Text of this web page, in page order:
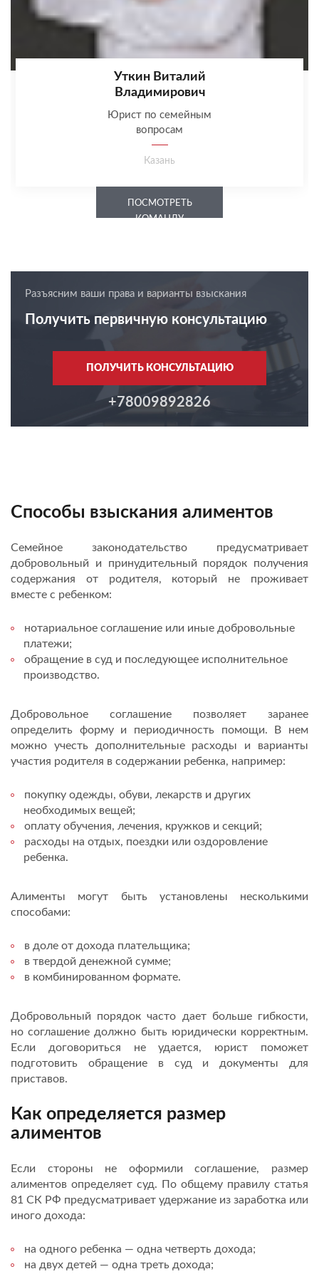
Уткин Виталий
Владимирович
Юрист по семейным
вопросам
Казань
ПОСМОТРЕТЬ
КОМАНДУ
Разъясним ваши права и варианты взыскания
Получить первичную консультацию
ПОЛУЧИТЬ КОНСУЛЬТАЦИЮ
+78009892826
Способы взыскания алиментов
Семейное законодательство предусматривает
добровольный и принудительный порядок получения
содержания от родителя, который не проживает
вместе с ребенком:
нотариальное соглашение или иные добровольные
платежи;
обращение в суд и последующее исполнительное
производство.
Добровольное соглашение позволяет заранее
определить форму и периодичность помощи. В нем
можно учесть дополнительные расходы и варианты
участия родителя в содержании ребенка, например:
покупку одежды, обуви, лекарств и других
необходимых вещей;
оплату обучения, лечения, кружков и секций;
расходы на отдых, поездки или оздоровление
ребенка.
Алименты могут быть установлены несколькими
способами:
в доле от дохода плательщика;
в твердой денежной сумме;
в комбинированном формате.
Добровольный порядок часто дает больше гибкости,
но соглашение должно быть юридически корректным.
Если договориться не удается, юрист поможет
подготовить обращение в суд и документы для
приставов.
Как определяется размер
алиментов
Если стороны не оформили соглашение, размер
алиментов определяет суд. По общему правилу статья
81 СК РФ предусматривает удержание из заработка или
иного дохода:
на одного ребенка — одна четверть дохода;
на двух детей — одна треть дохода;